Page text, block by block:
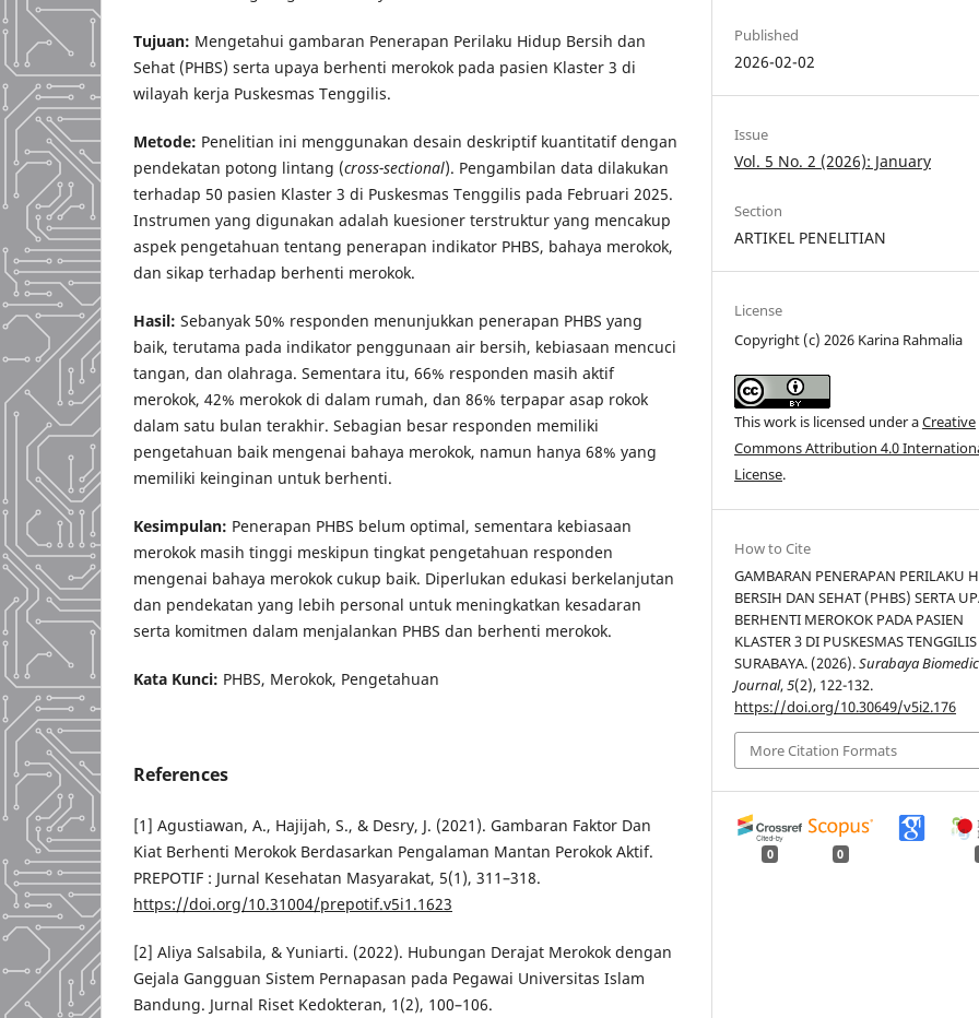
Tujuan: Mengetahui gambaran Penerapan Perilaku Hidup Bersih dan
Sehat (PHBS) serta upaya berhenti merokok pada pasien Klaster 3 di
wilayah kerja Puskesmas Tenggilis.
Metode: Penelitian ini menggunakan desain deskriptif kuantitatif dengan
pendekatan potong lintang (cross-sectional). Pengambilan data dilakukan
terhadap 50 pasien Klaster 3 di Puskesmas Tenggilis pada Februari 2025.
Instrumen yang digunakan adalah kuesioner terstruktur yang mencakup
aspek pengetahuan tentang penerapan indikator PHBS, bahaya merokok,
dan sikap terhadap berhenti merokok.
Hasil: Sebanyak 50% responden menunjukkan penerapan PHBS yang
baik, terutama pada indikator penggunaan air bersih, kebiasaan mencuci
tangan, dan olahraga. Sementara itu, 66% responden masih aktif
merokok, 42% merokok di dalam rumah, dan 86% terpapar asap rokok
dalam satu bulan terakhir. Sebagian besar responden memiliki
pengetahuan baik mengenai bahaya merokok, namun hanya 68% yang
memiliki keinginan untuk berhenti.
Kesimpulan: Penerapan PHBS belum optimal, sementara kebiasaan
merokok masih tinggi meskipun tingkat pengetahuan responden
mengenai bahaya merokok cukup baik. Diperlukan edukasi berkelanjutan
dan pendekatan yang lebih personal untuk meningkatkan kesadaran
serta komitmen dalam menjalankan PHBS dan berhenti merokok.
Kata Kunci: PHBS, Merokok, Pengetahuan
References
[1] Agustiawan, A., Hajijah, S., & Desry, J. (2021). Gambaran Faktor Dan
Kiat Berhenti Merokok Berdasarkan Pengalaman Mantan Perokok Aktif.
PREPOTIF : Jurnal Kesehatan Masyarakat, 5(1), 311–318.
https://doi.org/10.31004/prepotif.v5i1.1623
[2] Aliya Salsabila, & Yuniarti. (2022). Hubungan Derajat Merokok dengan
Gejala Gangguan Sistem Pernapasan pada Pegawai Universitas Islam
Bandung. Jurnal Riset Kedokteran, 1(2), 100–106.
Published
2026-02-02
Issue
Vol. 5 No. 2 (2026): January
Section
ARTIKEL PENELITIAN
License
Copyright (c) 2026 Karina Rahmalia
This work is licensed under aCreative
Commons Attribution 4.0
License.
How to Cite
GAMBARAN PENERAPAN PERILAKU
BERSIH DAN SEHAT (PHBS) SERTA
BERHENTI MEROKOK PADA PASIEN
KLASTER 3 DI PUSKESMAS TENGGILIS
SURABAYA. (2026).Surabaya
Journal,5(2), 122-132.
https://doi.org/10.30649/v5i2.176
More Citation Formats
0 0